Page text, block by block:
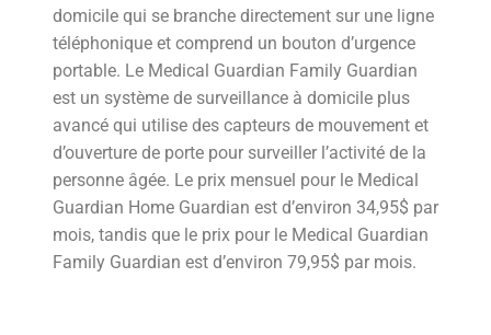
domicile qui se branche directement sur une ligne
téléphonique et comprend un bouton d’urgence
portable. Le Medical Guardian Family Guardian
est un système de surveillance à domicile plus
avancé qui utilise des capteurs de mouvement et
d’ouverture de porte pour surveiller l’activité de la
personne âgée. Le prix mensuel pour le Medical
Guardian Home Guardian est d’environ 34,95$ par
mois, tandis que le prix pour le Medical Guardian
Family Guardian est d’environ 79,95$ par mois.